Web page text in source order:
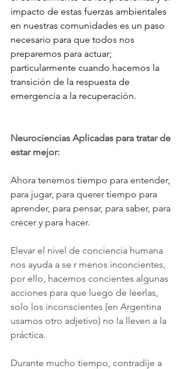
impacto de estas fuerzas ambientales
en nuestras comunidades es un paso
necesario para que todos nos
preparemos para actuar;
particularmente cuando hacemos la
transición de la respuesta de
emergencia a la recuperación.
Neurociencias Aplicadas para tratar de
estar mejor:
Ahora tenemos tiempo para entender,
para jugar, para querer tiempo para
aprender, para pensar, para saber, para
crecer y para hacer.
Elevar el nivel de conciencia humana
nos ayuda a se r menos inconcientes,
por ello, hacemos concientes algunas
acciones para que luego de leerlas,
solo los inconscientes (en Argentina
usamos otro adjetivo) no la lleven a la
práctica.
Durante mucho tiempo, contradije a